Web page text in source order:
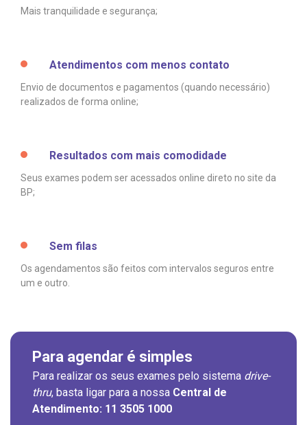
CEP: 01323-001 | Bela Vista
São Paulo - SP
BP Mirante
R. Martiniano de Carvalho, 965
CEP: 01323-001 | Bela Vista
São Paulo - SP
Clínica Medicina da Mulher
social
a BP
Conosco
de Bioética
Telemedicina BP
Teleinterconsulta
de orçamento particular
atendimento
Cirurgia
especialidades
Mais tranquilidade e segurança;
Atendimentos com menos contato
Envio de documentos e pagamentos (quando necessário)
realizados de forma online;
Resultados com mais comodidade
Seus exames podem ser acessados online direto no site da
BP;
Sem filas
Os agendamentos são feitos com intervalos seguros entre
um e outro.
Para agendar é simples
Para realizar os seus exames pelo sistema drive-
thru, basta ligar para a nossa Central de
Atendimento: 11 3505 1000